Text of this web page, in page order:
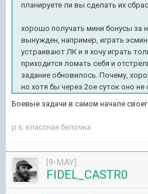
планируете ли вы сделать их
хорошо получать мини бонусы за
вынужден, например, играть
устраивают ЛК и я хочу играть
приходится ломать себя и
задание обновилось. Почему,
но хотя бы через 2ое суток оно не
Боевые задачи в самом начале
p.s. классная белочка
[9-MAY]
FIDEL_CASTR0